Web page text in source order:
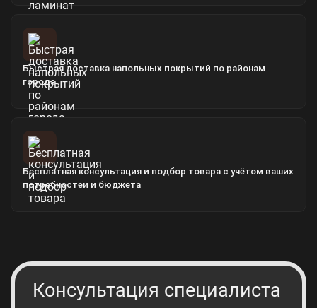
Быстрая доставка напольных покрытий по районам
города
Бесплатная консультация и подбор товара с учётом ваших
потребностей и бюджета
Консультация специалиста